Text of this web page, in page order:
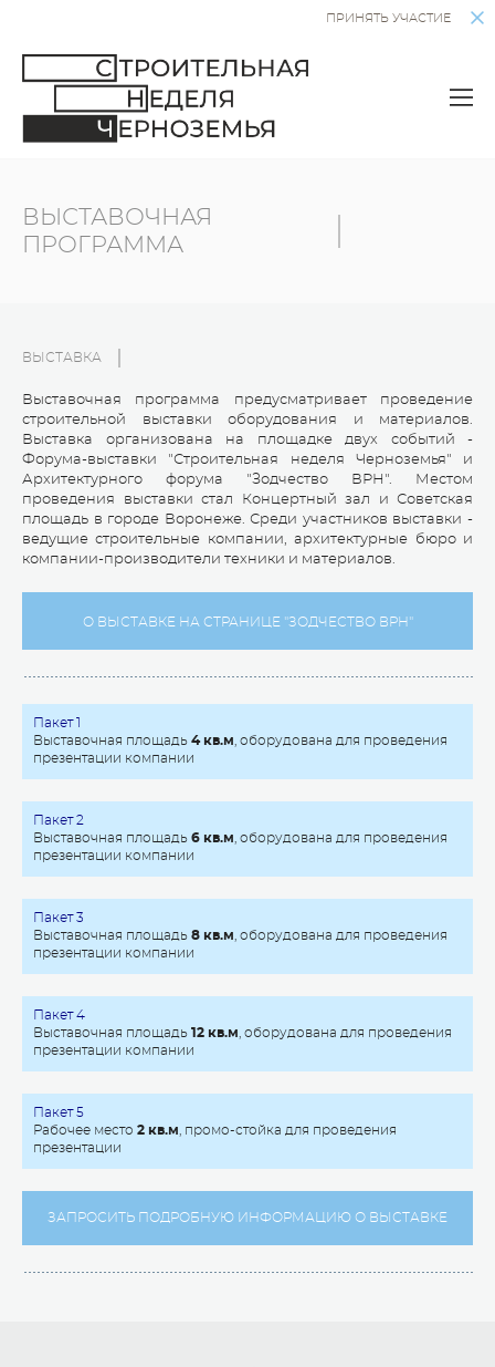
ПРИНЯТЬ УЧАСТИЕ
ВЫСТАВОЧНАЯ
ПРОГРАММА
ВЫСТАВКА
Выставочная программа предусматривает проведение
строительной выставки оборудования и материалов.
Выставка организована на площадке двух событий -
Форума-выставки "Строительная неделя Черноземья" и
Архитектурного форума "Зодчество ВРН". Местом
проведения выставки стал Концертный зал и Советская
площадь в городе Воронеже. Среди участников выставки -
ведущие строительные компании, архитектурные бюро и
компании-производители техники и материалов.
О ВЫСТАВКЕ НА СТРАНИЦЕ "ЗОДЧЕСТВО ВРН"
Пакет 1
Выставочная площадь 4 кв.м , оборудована для проведения
презентации компании
Пакет 2
Выставочная площадь 6 кв.м , оборудована для проведения
презентации компании
Пакет 3
Выставочная площадь 8 кв.м , оборудована для проведения
презентации компании
Пакет 4
Выставочная площадь 12 кв.м , оборудована для проведения
презентации компании
Пакет 5
Рабочее место 2 кв.м , промо-стойка для проведения
презентации
ЗАПРОСИТЬ ПОДРОБНУЮ ИНФОРМАЦИЮ О ВЫСТАВКЕ